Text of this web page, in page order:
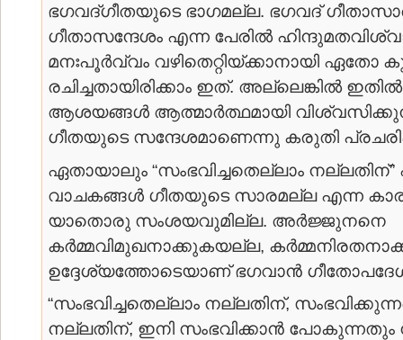
ഭഗവദ്ഗീതയുടെ ഭാഗമല്ല. ഭഗവദ്
ഗീതാസന്ദേശം എന്ന പേരില്‍
മനഃപൂര്‍വ്വം വഴിതെറ്റിയ്ക്കാനായി ഏതോ
രചിച്ചതായിരിക്കാം ഇത്. അല്ലെങ്കില്‍
ആശയങ്ങള്‍ ആത്മാര്‍ത്ഥമായി
ഗീതയുടെ സന്ദേശമാണെന്നു കരുതി
ഏതായാലും “സംഭവിച്ചതെല്ലാം
വാചകങ്ങള്‍ ഗീതയുടെ സാരമല്ല എന്ന
യാതൊരു സംശയവുമില്ല. അര്‍ജ്ജുനനെ
കര്‍മ്മവിമുഖനാക്കുകയല്ല,
ഉദ്ദേശ്യത്തോടെയാണ് ഭഗവാന്‍
“സംഭവിച്ചതെല്ലാം നല്ലതിന്,
നല്ലതിന്, ഇനി സംഭവിക്കാന്‍ പോകുന്നതും